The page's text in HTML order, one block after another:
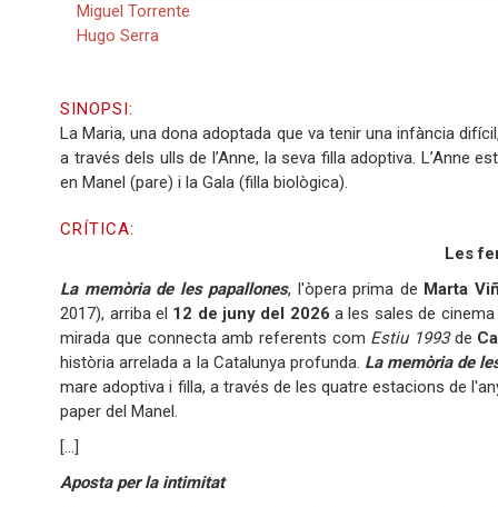
Miguel Torrente
Hugo Serra
SINOPSI:
La Maria, una dona adoptada que va tenir una infància
a través dels ulls de l’Anne, la seva filla adoptiva. L’Anne
en Manel (pare) i la Gala (filla biològica).
CRÍTICA:
Les
La memòria de les papallones, l'òpera prima de Marta
2017), arriba el 12 de juny del 2026 a les sales de
mirada que connecta amb referents com Estiu 1993de
història arrelada a la Catalunya profunda. La memòria de
mare adoptiva i filla, a través de les quatre estacions de
paper del Manel.
[...]
Aposta per la intimitat